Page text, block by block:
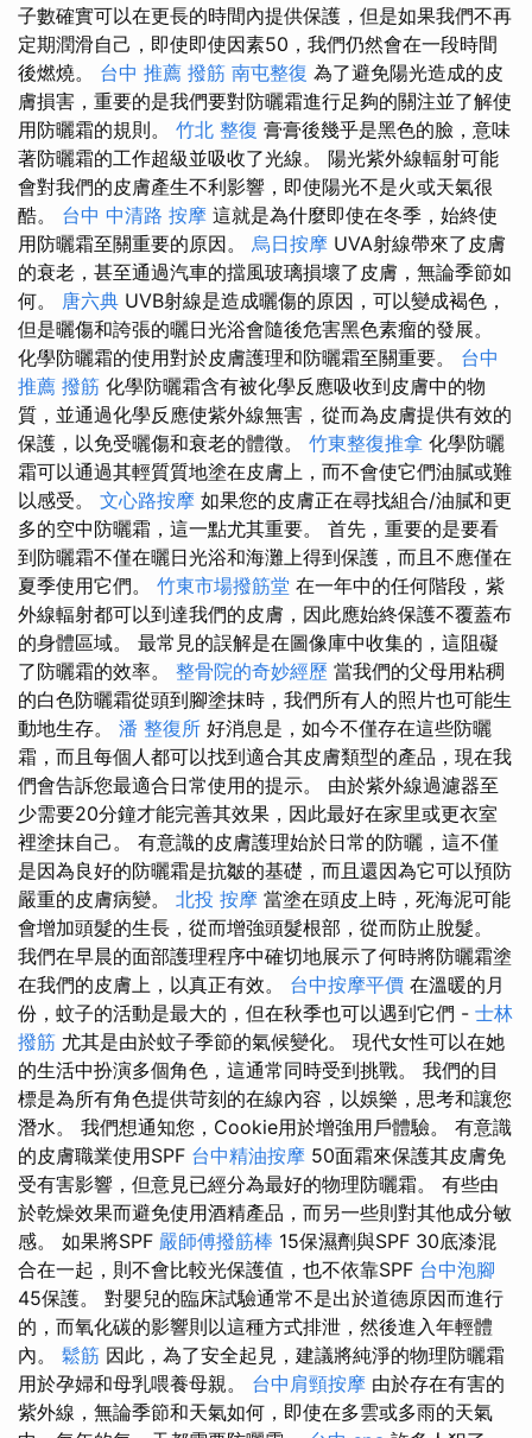
子數確實可以在更長的時間內提供保護，但是如果我們不再
定期潤滑自己，即使即使因素50，我們仍然會在一段時間
後燃燒。 台中 推薦 撥筋 南屯整復 為了避免陽光造成的皮
膚損害，重要的是我們要對防曬霜進行足夠的關注並了解使
用防曬霜的規則。 竹北 整復 膏膏後幾乎是黑色的臉，意味
著防曬霜的工作超級並吸收了光線。 陽光紫外線輻射可能
會對我們的皮膚產生不利影響，即使陽光不是火或天氣很
酷。 台中 中清路 按摩 這就是為什麼即使在冬季，始終使
用防曬霜至關重要的原因。 烏日按摩 UVA射線帶來了皮膚
的衰老，甚至通過汽車的擋風玻璃損壞了皮膚，無論季節如
何。 唐六典 UVB射線是造成曬傷的原因，可以變成褐色，
但是曬傷和誇張的曬日光浴會隨後危害黑色素瘤的發展。
化學防曬霜的使用對於皮膚護理和防曬霜至關重要。 台中
推薦 撥筋 化學防曬霜含有被化學反應吸收到皮膚中的物
質，並通過化學反應使紫外線無害，從而為皮膚提供有效的
保護，以免受曬傷和衰老的體徵。 竹東整復推拿 化學防曬
霜可以通過其輕質質地塗在皮膚上，而不會使它們油膩或難
以感受。 文心路按摩 如果您的皮膚正在尋找組合/油膩和更
多的空中防曬霜，這一點尤其重要。 首先，重要的是要看
到防曬霜不僅在曬日光浴和海灘上得到保護，而且不應僅在
夏季使用它們。 竹東市場撥筋堂 在一年中的任何階段，紫
外線輻射都可以到達我們的皮膚，因此應始終保護不覆蓋布
的身體區域。 最常見的誤解是在圖像庫中收集的，這阻礙
了防曬霜的效率。 整骨院的奇妙經歷 當我們的父母用粘稠
的白色防曬霜從頭到腳塗抹時，我們所有人的照片也可能生
動地生存。 潘 整復所 好消息是，如今不僅存在這些防曬
霜，而且每個人都可以找到適合其皮膚類型的產品，現在我
們會告訴您最適合日常使用的提示。 由於紫外線過濾器至
少需要20分鐘才能完善其效果，因此最好在家里或更衣室
裡塗抹自己。 有意識的皮膚護理始於日常的防曬，這不僅
是因為良好的防曬霜是抗皺的基礎，而且還因為它可以預防
嚴重的皮膚病變。 北投 按摩 當塗在頭皮上時，死海泥可能
會增加頭髮的生長，從而增強頭髮根部，從而防止脫髮。
我們在早晨的面部護理程序中確切地展示了何時將防曬霜塗
在我們的皮膚上，以真正有效。 台中按摩平價 在溫暖的月
份，蚊子的活動是最大的，但在秋季也可以遇到它們 - 士林
撥筋 尤其是由於蚊子季節的氣候變化。 現代女性可以在她
的生活中扮演多個角色，這通常同時受到挑戰。 我們的目
標是為所有角色提供苛刻的在線內容，以娛樂，思考和讓您
潛水。 我們想通知您，Cookie用於增強用戶體驗。 有意識
的皮膚職業使用SPF 台中精油按摩 50面霜來保護其皮膚免
受有害影響，但意見已經分為最好的物理防曬霜。 有些由
於乾燥效果而避免使用酒精產品，而另一些則對其他成分敏
感。 如果將SPF 嚴師傅撥筋棒 15保濕劑與SPF 30底漆混
合在一起，則不會比較光保護值，也不依靠SPF 台中泡腳
45保護。 對嬰兒的臨床試驗通常不是出於道德原因而進行
的，而氧化碳的影響則以這種方式排泄，然後進入年輕體
內。 鬆筋 因此，為了安全起見，建議將純淨的物理防曬霜
用於孕婦和母乳喂養母親。 台中肩頸按摩 由於存在有害的
紫外線，無論季節和天氣如何，即使在多雲或多雨的天氣